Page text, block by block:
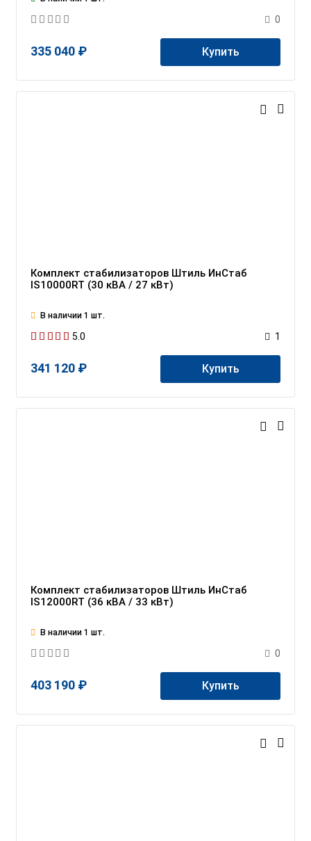
0
335 040 ₽ Купить
Комплект стабилизаторов Штиль ИнСтаб
IS10000RT (30 кВА / 27 кВт)
В наличии 1 шт.
5.0 1
341 120 ₽ Купить
Комплект стабилизаторов Штиль ИнСтаб
IS12000RT (36 кВА / 33 кВт)
В наличии 1 шт.
0
403 190 ₽ Купить